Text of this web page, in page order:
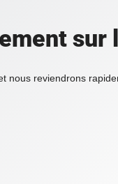
sur
nous reviendrons